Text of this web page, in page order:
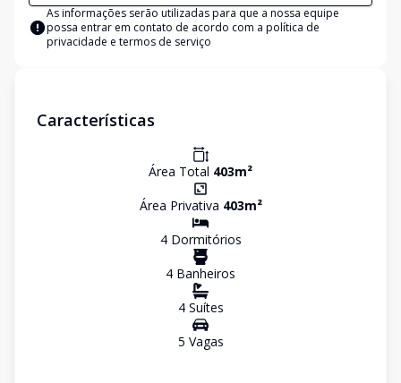
As informações serão utilizadas para que a nossa equipe
possa entrar em contato de acordo com a política de
privacidade e termos de serviço
Características
Área Total 403m²
Área Privativa 403m²
4Dormitórios
4 Banheiros
4Suítes
5 Vagas